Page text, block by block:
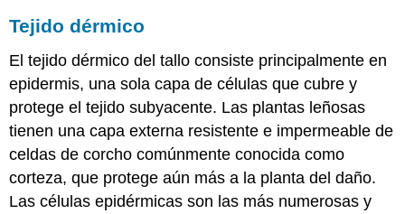
Tejido dérmico
El tejido dérmico del tallo consiste principalmente en
epidermis, una sola capa de células que cubre y
protege el tejido subyacente. Las plantas leñosas
tienen una capa externa resistente e impermeable de
celdas de corcho comúnmente conocida como
corteza, que protege aún más a la planta del daño.
Las células epidérmicas son las más numerosas y